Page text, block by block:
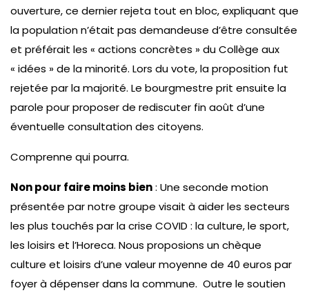
ouverture, ce dernier rejeta tout en bloc, expliquant que
la population n’était pas demandeuse d’être consultée
et préférait les « actions concrètes » du Collège aux
« idées » de la minorité. Lors du vote, la proposition fut
rejetée par la majorité. Le bourgmestre prit ensuite la
parole pour proposer de rediscuter fin août d’une
éventuelle consultation des citoyens.
Comprenne qui pourra.
Non pour faire moins bien: Une seconde motion
présentée par notre groupe visait à aider les secteurs
les plus touchés par la crise COVID : la culture, le sport,
les loisirs et l’Horeca. Nous proposions un chèque
culture et loisirs d’une valeur moyenne de 40 euros par
foyer à dépenser dans la commune. Outre le soutien